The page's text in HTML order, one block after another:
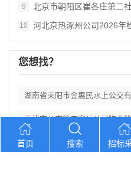
9 北京市朝阳区崔各庄第二
10 河北京热涿州公司2026年
您想找？
湖南省耒阳市金惠民水上公交
天津市公交第二客运公司物业
广东省2025年东源县漳溪乡下
首页 搜索 招标